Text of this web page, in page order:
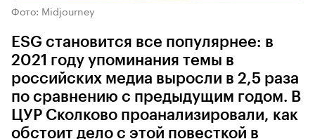
Фото: Midjourney
ESG становится все популярнее: в
2021 году упоминания темы в
российских медиа выросли в 2,5 раза
по сравнению с предыдущим годом. В
ЦУР Сколково проанализировали, как
обстоит дело с этой повесткой в